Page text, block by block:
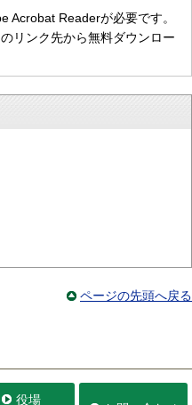
Acrobat Readerが必要です。
リンク先から無料ダウンロー
ページの先頭へ戻る
役場